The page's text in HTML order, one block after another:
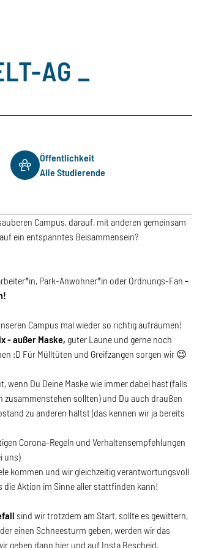
AG _
Öffentlichkeit
Alle Studierende
Campus, darauf, mit anderen gemeinsam
ein entspanntes Beisammensein?
Park-Anwohner*in oder Ordnungs-Fan -
Campus mal wieder so richtig aufräumen!
- außer Maske, guter Laune und gerne noch
:D Für Mülltüten und Greifzangen sorgen wir 😉
wenn Du Deine Maske wie immer dabei hast (falls
zusammenstehen sollten) und Du auch draußen
zu anderen hältst (das kennen wir ja bereits
Corona-Regeln und Verhaltensempfehlungen
uns)
kommen und wir gleichzeitig verantwortungsvoll
die Aktion im Sinne aller stattfinden kann!
sind wir trotzdem am Start, sollte es gewittern,
einen Schneesturm geben, werden wir das
geben dann hier und auf Insta Bescheid.